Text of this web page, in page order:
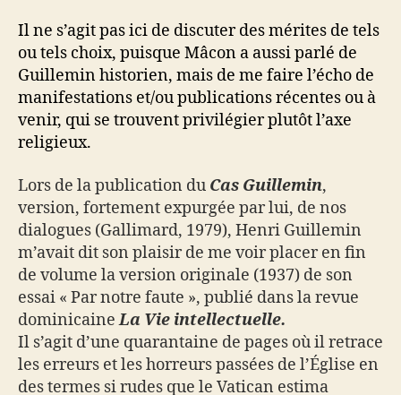
Il ne s’agit pas ici de discuter des mérites de tels
ou tels choix, puisque Mâcon a aussi parlé de
Guillemin historien, mais de me faire l’écho de
manifestations et/ou publications récentes ou à
venir, qui se trouvent privilégier plutôt l’axe
religieux.
Lors de la publication du Cas Guillemin,
version, fortement expurgée par lui, de nos
dialogues (Gallimard, 1979), Henri Guillemin
m’avait dit son plaisir de me voir placer en fin
de volume la version originale (1937) de son
essai « Par notre faute », publié dans la revue
dominicaineLa Vie intellectuelle.
Il s’agit d’une quarantaine de pages où il retrace
les erreurs et les horreurs passées de l’Église en
des termes si rudes que le Vatican estima